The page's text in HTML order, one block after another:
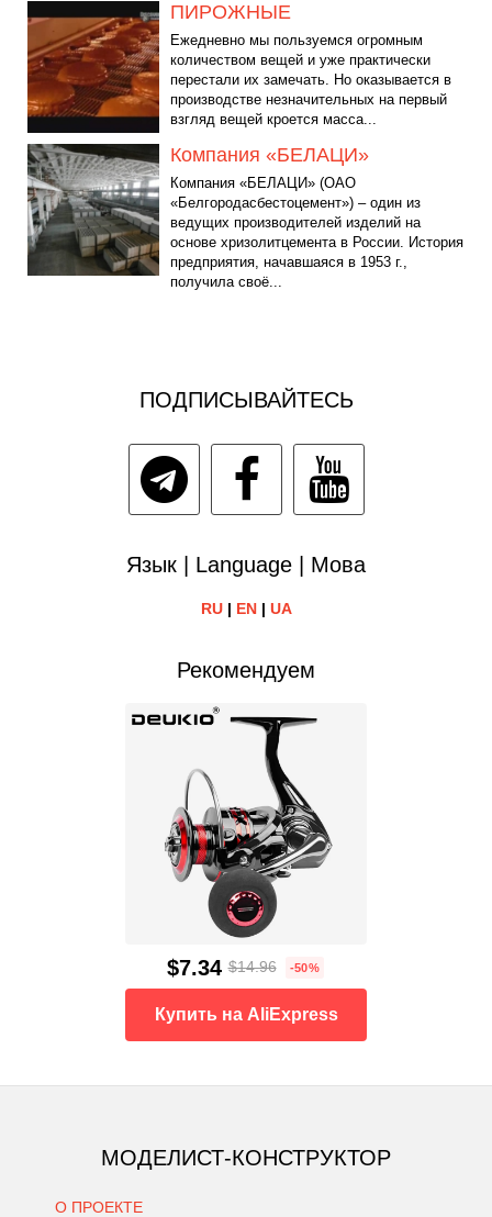
ПИРОЖНЫЕ
Ежедневно мы пользуемся огромным
количеством вещей и уже практически
перестали их замечать. Но оказывается в
производстве незначительных на первый
взгляд вещей кроется масса...
Компания «БЕЛАЦИ»
Компания «БЕЛАЦИ» (ОАО
«Белгородасбестоцемент») – один из
ведущих производителей изделий на
основе хризолитцемента в России. История
предприятия, начавшаяся в 1953 г.,
получила своё...
ПОДПИСЫВАЙТЕСЬ
Язык | Language | Мова
RU| EN| UA
Рекомендуем
$7.34 $14.96 -50%
Купить на AliExpress
МОДЕЛИСТ-КОНСТРУКТОР
О ПРОЕКТЕ